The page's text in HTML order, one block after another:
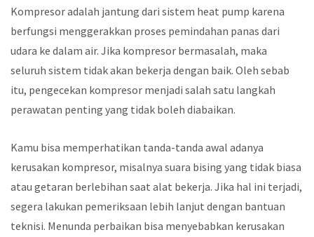
Kompresor adalah jantung dari sistem heat pump karena
berfungsi menggerakkan proses pemindahan panas dari
udara ke dalam air. Jika kompresor bermasalah, maka
seluruh sistem tidak akan bekerja dengan baik. Oleh sebab
itu, pengecekan kompresor menjadi salah satu langkah
perawatan penting yang tidak boleh diabaikan.
Kamu bisa memperhatikan tanda-tanda awal adanya
kerusakan kompresor, misalnya suara bising yang tidak biasa
atau getaran berlebihan saat alat bekerja. Jika hal ini terjadi,
segera lakukan pemeriksaan lebih lanjut dengan bantuan
teknisi. Menunda perbaikan bisa menyebabkan kerusakan